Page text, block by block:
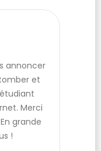
annoncer
et
Merci
grande
!